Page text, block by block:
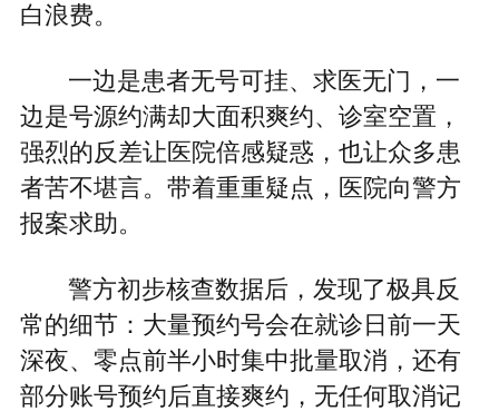
白浪费。
一边是患者无号可挂、求医无门，一
边是号源约满却大面积爽约、诊室空置，
强烈的反差让医院倍感疑惑，也让众多患
者苦不堪言。带着重重疑点，医院向警方
报案求助。
警方初步核查数据后，发现了极具反
常的细节：大量预约号会在就诊日前一天
深夜、零点前半小时集中批量取消，还有
部分账号预约后直接爽约，无任何取消记